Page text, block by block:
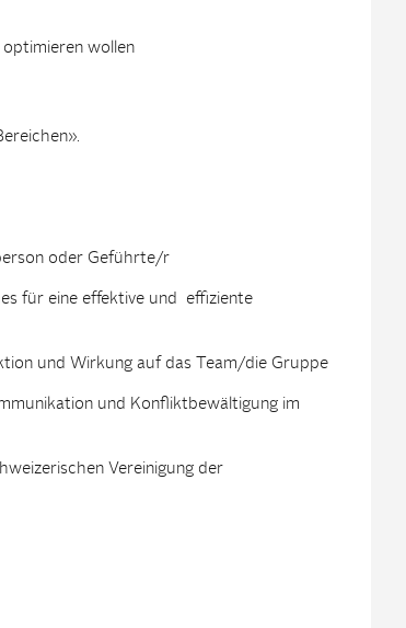
wollen
oder Geführte/r
für eine effektive und effiziente
und Wirkung auf das Team/die Gruppe
und Konfliktbewältigung im
Vereinigung der